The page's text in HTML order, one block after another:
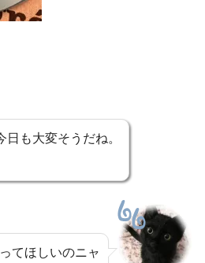
日も大変そうだね。
てほしいのニャ